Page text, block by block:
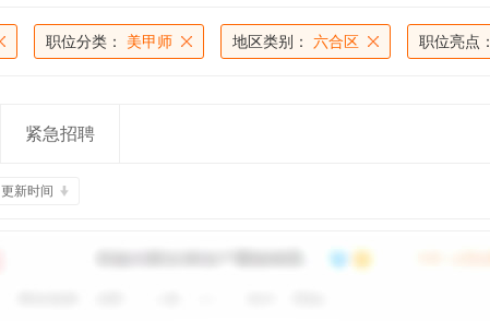
职位分类： 美甲师 地区类别： 六合区 职位亮点：
紧急招聘
更新时间